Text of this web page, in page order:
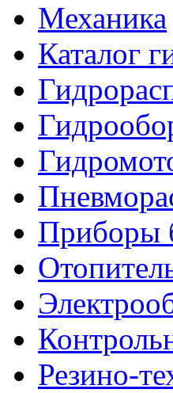
Механика
Каталог
Приборы
Резино-